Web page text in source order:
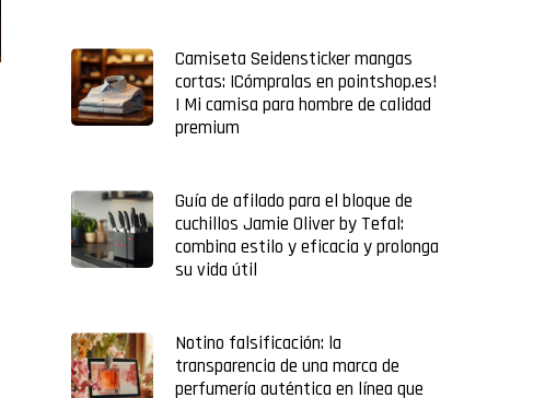
Camiseta Seidensticker mangas
cortas: ¡Cómpralas en pointshop.es!
| Mi camisa para hombre de calidad
premium
Guía de afilado para el bloque de
cuchillos Jamie Oliver by Tefal:
combina estilo y eficacia y prolonga
su vida útil
Notino falsificación: la
transparencia de una marca de
perfumería auténtica en línea que